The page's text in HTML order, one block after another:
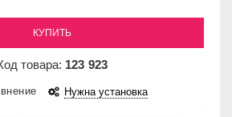
КУПИТЬ
товара: 123 923
Нужна установка